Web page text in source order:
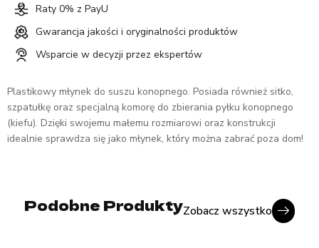
Raty 0% z PayU
Gwarancja jakości i oryginalności produktów
Wsparcie w decyzji przez ekspertów
Plastikowy młynek do suszu konopnego. Posiada również sitko,
szpatułkę oraz specjalną komorę do zbierania pyłku konopnego
(kiefu). Dzięki swojemu małemu rozmiarowi oraz konstrukcji
idealnie sprawdza się jako młynek, który można zabrać poza dom!
Podobne ProduktyZobacz wszystko